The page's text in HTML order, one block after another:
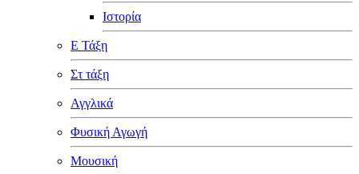
Ιστορία
Ε Τάξη
Στ τάξη
Αγγλικά
Φυσική Αγωγή
Μουσική